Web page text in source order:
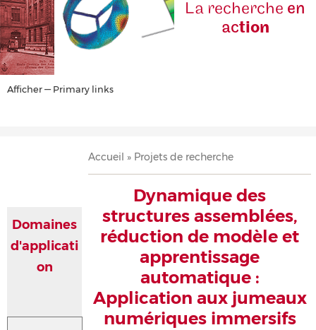
La recherche en
action
Primary
Afficher — Primary links
Fil
d'Ariane
Accueil Projets de recherche
Dynamique des
structures assemblées,
réduction de modèle et
apprentissage
automatique :
Application aux jumeaux
numériques immersifs
Domaines
d'applicati
on